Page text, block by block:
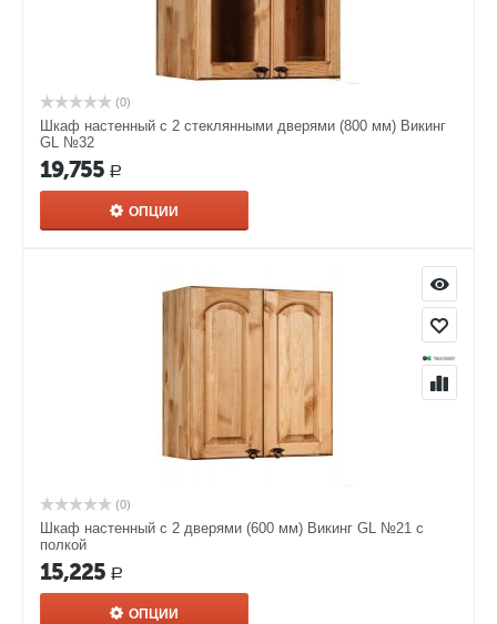
(0)
Шкаф настенный с 2 стеклянными дверями (800 мм) Викинг
GL №32
19,755 Р
ОПЦИИ
(0)
Шкаф настенный с 2 дверями (600 мм) Викинг GL №21 с
полкой
15,225 Р
ОПЦИИ